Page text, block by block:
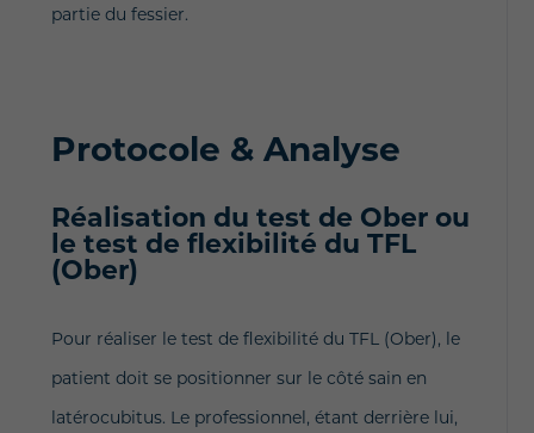
partie du fessier.
Protocole & Analyse
Réalisation du test de Ober ou
le test de flexibilité du TFL
(Ober)
Pour réaliser le test de flexibilité du TFL (Ober), le
patient doit se positionner sur le côté sain en
latérocubitus. Le professionnel, étant derrière lui,